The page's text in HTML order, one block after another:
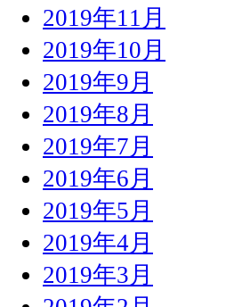
2019年11月
2019年10月
2019年9月
2019年8月
2019年7月
2019年6月
2019年5月
2019年4月
2019年3月